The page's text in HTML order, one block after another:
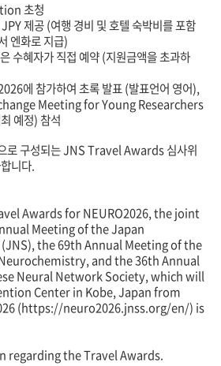
초청
제공(여행 경비 및호텔숙박비를포함
엔화로지급)
수혜자가직접 예약(지원금액을초과하
에 참가하여초록발표(발표언어 영어),
Meeting for Young Researchers
예정) 참석
로구성되는JNS Travel Awards심사위
니다.
Awards for NEURO2026, the joint
Meeting of the Japan
the 69th Annual Meeting of the
and the 36th Annual
Neural Network Society, which will
Center in Kobe, Japan from
(https://neuro2026.jnss.org/en/) is
regarding the Travel Awards.